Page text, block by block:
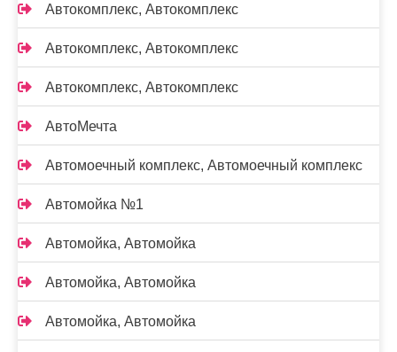
Автокомплекс, Автокомплекс
Автокомплекс, Автокомплекс
Автокомплекс, Автокомплекс
АвтоМечта
Автомоечный комплекс, Автомоечный комплекс
Автомойка №1
Автомойка, Автомойка
Автомойка, Автомойка
Автомойка, Автомойка